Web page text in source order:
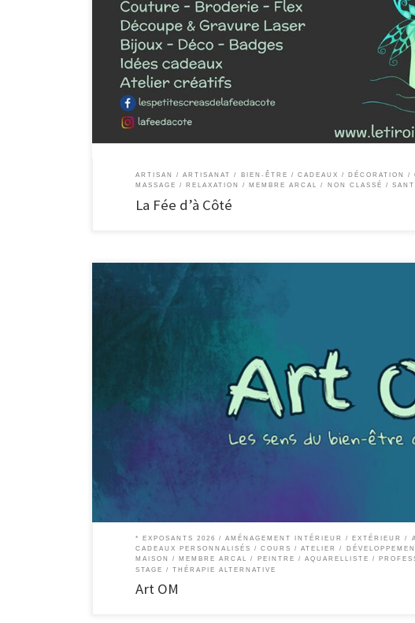
La Fée d’à Côté Venez découvrir les trésors de la Fée « La Fée d’à Côté »
aussi : – un côté CRÉATIF, baptisé « Les petites créas de la Fée d’à Côté
ARTISAN ARTISANAT BIEN-ÊTRE CADEAUX / DÉCORATION
MASSAGE / RELAXATION
MEMBRE ARCAL NON CLASSÉ
La Fée d’à Côté
Art OM Les sens du bien-être au naturel Bienvenue dans l’univers d’Art
guidé par les bienfaits de l’art, des huiles essentielles et du Feng Shui.
* EXPOSANTS 2026 AMÉNAGEMENT INTÉRIEUR / EXTÉRIEUR
CADEAUX PERSONNALISÉS
COURS / ATELIER
MAISON
MEMBRE ARCAL PEINTRE / AQUARELLISTE
STAGE
THÉRAPIE ALTERNATIVE
Art OM